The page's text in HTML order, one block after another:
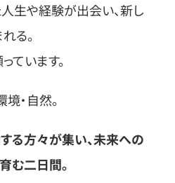
生や経験が出会い、新し
る。
ています。
境・自然。
る方々が集い、未来への
む二日間。